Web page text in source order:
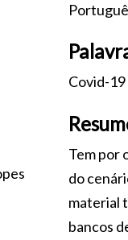
Covid-19
Tem por
do
material
bancos